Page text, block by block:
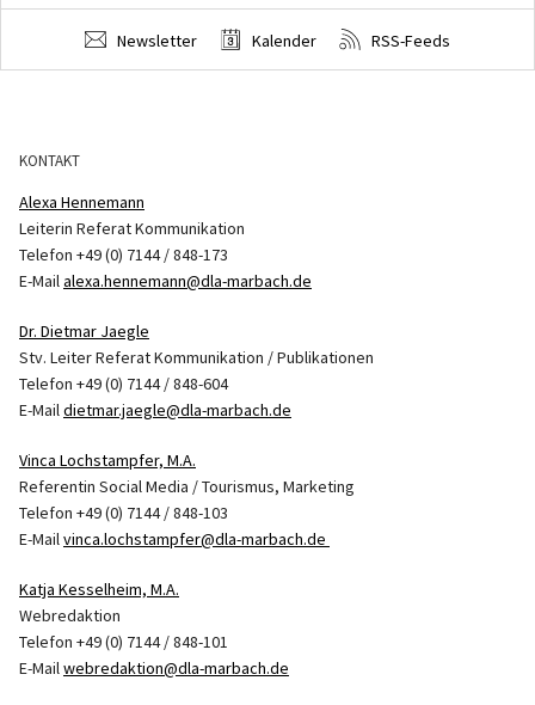
Newsletter Kalender RSS-Feeds
KONTAKT
Alexa Hennemann
Leiterin Referat Kommunikation
Telefon +49 (0) 7144 / 848-173
E-Mailalexa.hennemann@dla-marbach.de
Dr. Dietmar Jaegle
Stv. Leiter Referat Kommunikation / Publikationen
Telefon +49 (0) 7144 / 848-604
E-Maildietmar.jaegle@dla-marbach.de
Vinca Lochstampfer, M.A.
Referentin Social Media / Tourismus, Marketing
Telefon +49 (0) 7144 / 848-103
E-Mailvinca.lochstampfer@dla-marbach.de
Katja Kesselheim, M.A.
Webredaktion
Telefon +49 (0) 7144 / 848-101
E-Mailwebredaktion@dla-marbach.de